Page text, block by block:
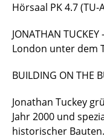
Hörsaal PK 4.7
JONATHAN
London unter dem
BUILDING ON THE
Jonathan Tuckey
Jahr 2000 und
historischer